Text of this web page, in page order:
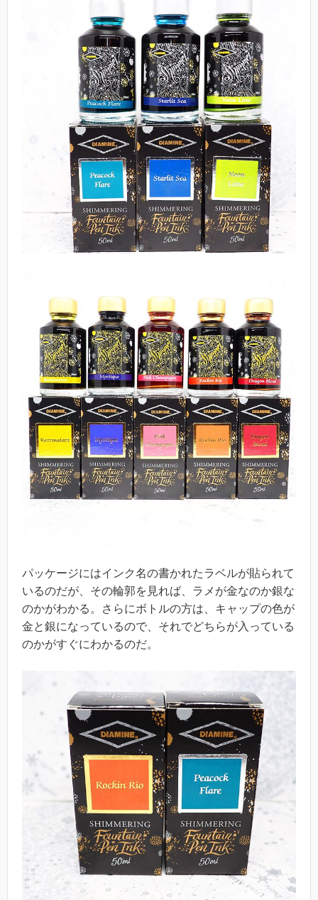
パッケージにはインク名の書かれたラベルが貼られて
いるのだが、その輪郭を見れば、ラメが金なのか銀な
のかがわかる。さらにボトルの方は、キャップの色が
金と銀になっているので、それでどちらが入っている
のかがすぐにわかるのだ。